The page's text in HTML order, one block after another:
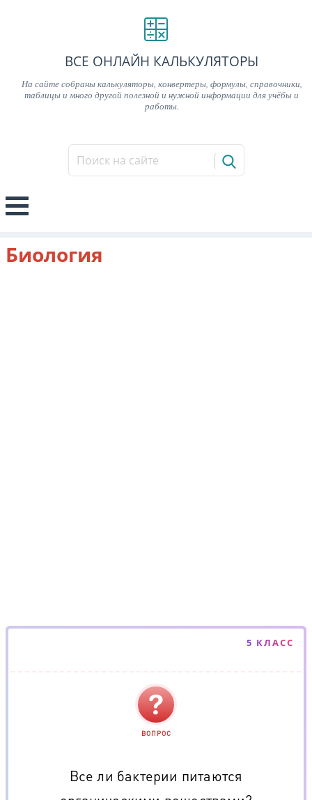
ВСЕ ОНЛАЙН КАЛЬКУЛЯТОРЫ
На сайте собраны калькуляторы, конвертеры, формулы, справочники,
таблицы и много другой полезной и нужной информации для учёбы и
работы.
Биология
5 КЛАСС
ВОПРОС
Все ли бактерии питаются